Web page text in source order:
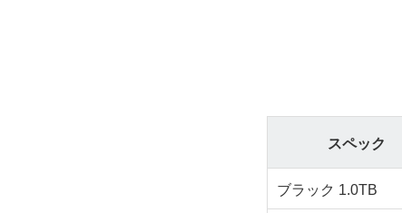
スペック
ブラック 1.0TB